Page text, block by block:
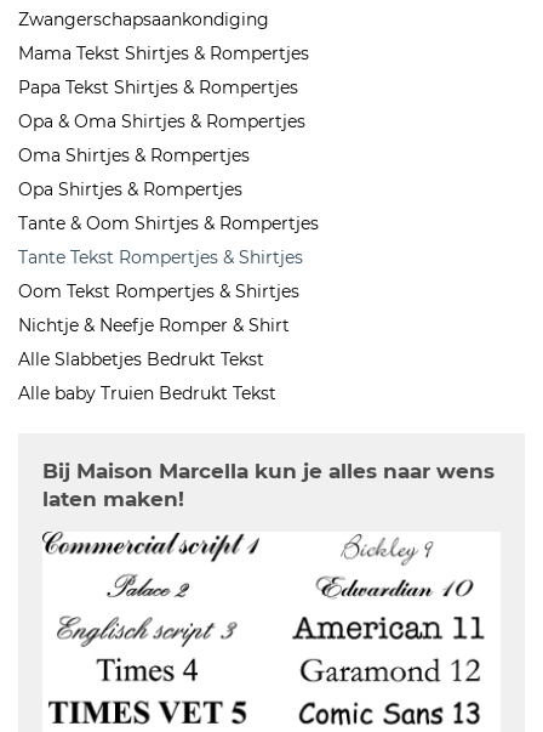
Zwangerschapsaankondiging
Mama Tekst Shirtjes & Rompertjes
Papa Tekst Shirtjes & Rompertjes
Opa & Oma Shirtjes & Rompertjes
Oma Shirtjes & Rompertjes
Opa Shirtjes & Rompertjes
Tante & Oom Shirtjes & Rompertjes
Tante Tekst Rompertjes & Shirtjes
Oom Tekst Rompertjes & Shirtjes
Nichtje & Neefje Romper & Shirt
Alle Slabbetjes Bedrukt Tekst
Alle baby Truien Bedrukt Tekst
Bij Maison Marcella kun je alles naar wens
laten maken!